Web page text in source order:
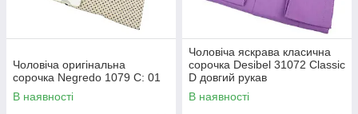
Чоловіча оригінальна
сорочка Negredo 1079 C: 01
В наявності
Чоловіча яскрава класична
сорочка Desibel 31072 Classic
D довгий рукав
В наявності